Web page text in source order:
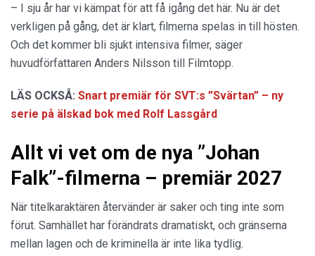
– I sju år har vi kämpat för att få igång det här. Nu är det
verkligen på gång, det är klart, filmerna spelas in till hösten.
Och det kommer bli sjukt intensiva filmer, säger
huvudförfattaren Anders Nilsson till Filmtopp.
LÄS OCKSÅ: Snart premiär för SVT:s ”Svärtan” – ny
serie på älskad bok med Rolf Lassgård
Allt vi vet om de nya ”Johan
Falk”-filmerna – premiär 2027
När titelkaraktären återvänder är saker och ting inte som
förut. Samhället har förändrats dramatiskt, och gränserna
mellan lagen och de kriminella är inte lika tydlig.